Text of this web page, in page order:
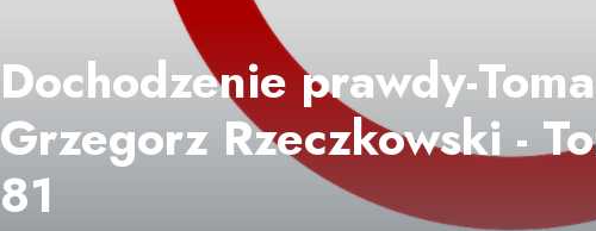
Dochodzenie prawdy-
Grzegorz Rzeczkowski -
81